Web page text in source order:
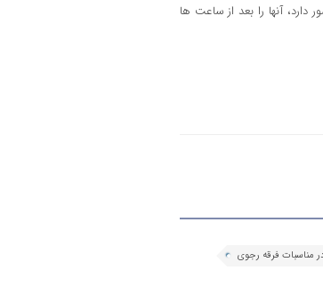
آنها را بعد از ساعت ها
مناسبات فرقه رجوی